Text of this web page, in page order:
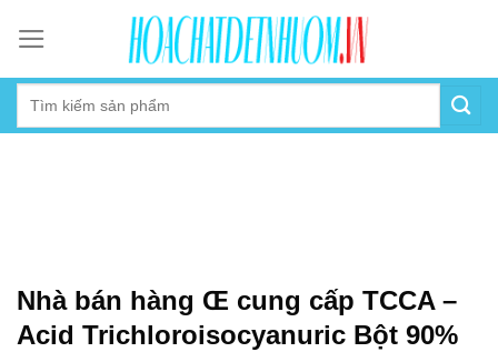
content
Nhà bán hàng Œ cung cấp TCCA –
Acid Trichloroisocyanuric Bột 90%